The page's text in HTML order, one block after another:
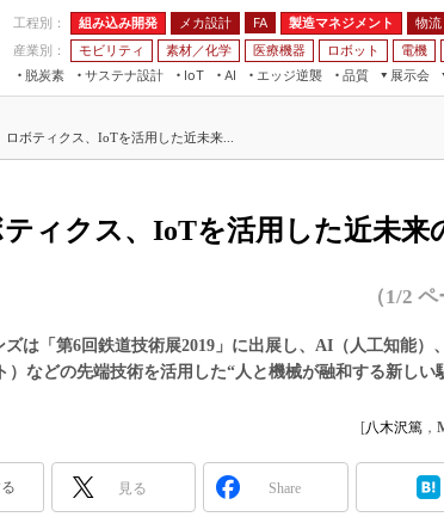
工程別： 組み込み開発 メカ設計 FA 製造マネジメント 物流
産業別：
モビリティ 素材／化学 医療機器 ロボット 電機
脱炭素
サステナ設計
IoT
場
AI
設備保全
エッジ逆襲 品質
展示会
JIMTOF
IIFES
TECHNO-FRONTIER
人テク展
日本ものづくりワールド
つながるクルマ
VR／AR
フィールドサービス
組み込みモデリング
FA
モビリティ
ボティクス、IoTを活用した近未来...
ィクス、IoTを活用した近未来
（1/2 ペ
は「第6回鉄道技術展2019」に出展し、AI（人工知能）
）などの先端技術を活用した“人と機械が融和する新しい
[八木沢篤 ，
見る Share